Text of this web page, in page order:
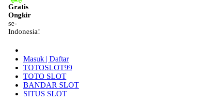
Gratis
Ongkir
se-
Indonesia!
Masuk | Daftar
TOTOSLOT99
TOTO SLOT
BANDAR SLOT
SITUS SLOT